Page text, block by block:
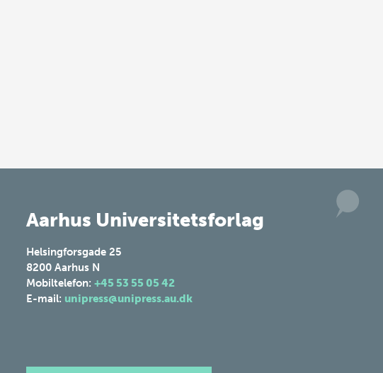
Aarhus Universitetsforlag
Helsingforsgade 25
8200 Aarhus N
Mobiltelefon: +45 53 55 05 42
E-mail: unipress@unipress.au.dk